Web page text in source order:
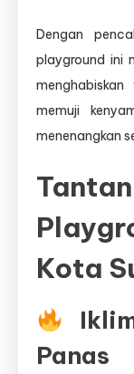
Dengan
playground ini
memuji
menenangkan
Kota
Panas